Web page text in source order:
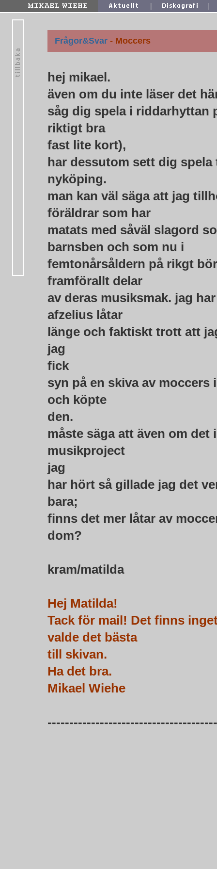
| |
Frågor&Svar - Moccers
hej mikael.
även om du inte läser det
såg dig spela i riddarhyttan
riktigt bra
fast lite kort),
har dessutom sett dig
nyköping.
man kan väl säga att jag
föräldrar som har
matats med såväl slagord
barnsben och som nu i
femtonårsåldern på rikgt
framförallt delar
av deras musiksmak. jag
afzelius låtar
länge och faktiskt trott att
jag
fick
syn på en skiva av
och köpte
den.
måste säga att även om
musikproject
jag
har hört så gillade jag det
bara;
finns det mer låtar av
dom?
kram/matilda
Hej Matilda!
Tack för mail! Det finns
valde det bästa
till skivan.
Ha det bra.
Mikael Wiehe